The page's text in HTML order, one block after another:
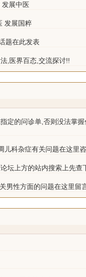
发展中医
发展国粹
题在此发表
,医界百态,交流探讨!!
定的问诊单,否则没法掌
儿科杂症有关问题在这里
坛上方的站内搜索上先查
男性方面的问题在这里留